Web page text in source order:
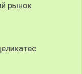
рынок